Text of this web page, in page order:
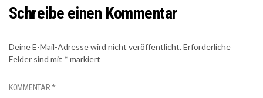
Schreibe einen Kommentar
Deine E-Mail-Adresse wird nicht veröffentlicht.Erforderliche
Felder sind mit * markiert
KOMMENTAR*